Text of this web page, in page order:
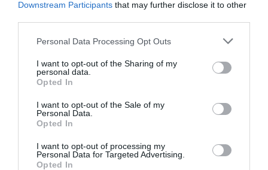
Downstream Participants that may further disclose it to other
Personal Data Processing Opt Outs
I want to opt-out of the Sharing of my
personal data.
Opted In
I want to opt-out of the Sale of my
Personal Data.
Opted In
I want to opt-out of processing my
Personal Data for Targeted Advertising.
Opted In
împotriva ta.
Cum pot solicita românii cetățenia italiană pentru
De asemenea, trebuie amintit că autocertificarea
(declarația pe propria răspundere) atrage
răspunderea penală pentru ceea ce a fost declarat.